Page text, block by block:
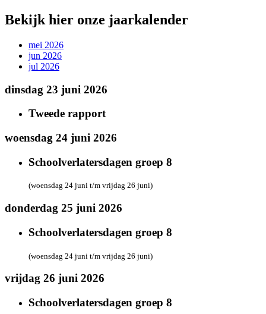
Bekijk hier onze jaarkalender
mei 2026
jun 2026
jul 2026
dinsdag 23 juni 2026
Tweede rapport
woensdag 24 juni 2026
Schoolverlatersdagen groep 8
(woensdag 24 juni t/m vrijdag 26 juni)
donderdag 25 juni 2026
Schoolverlatersdagen groep 8
(woensdag 24 juni t/m vrijdag 26 juni)
vrijdag 26 juni 2026
Schoolverlatersdagen groep 8